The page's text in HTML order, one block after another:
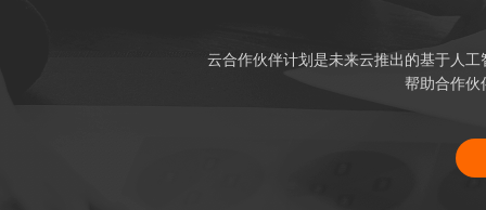
云合作伙伴计划是未来云推出的基于人
帮助合作伙